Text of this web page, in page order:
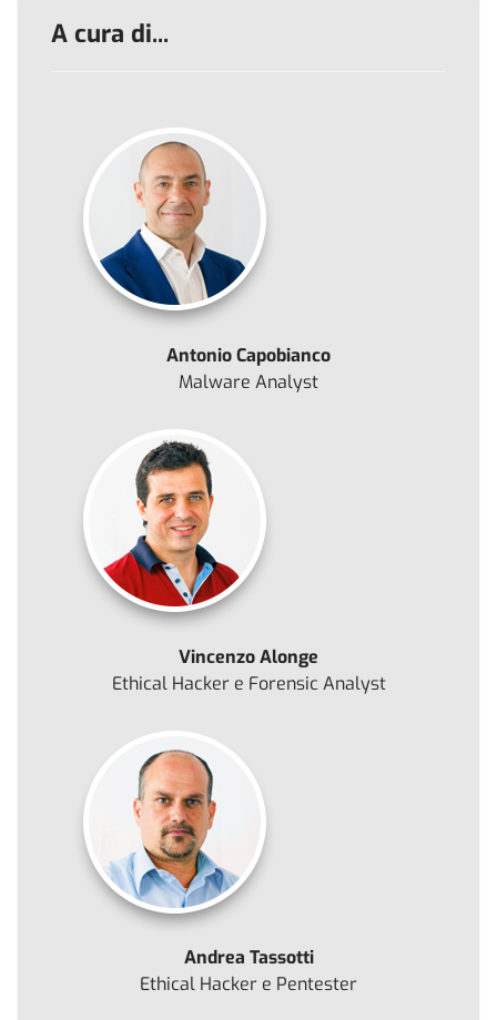
A cura di...
Antonio Capobianco
Malware Analyst
Vincenzo Alonge
Ethical Hacker e Forensic Analyst
Andrea Tassotti
Ethical Hacker e Pentester